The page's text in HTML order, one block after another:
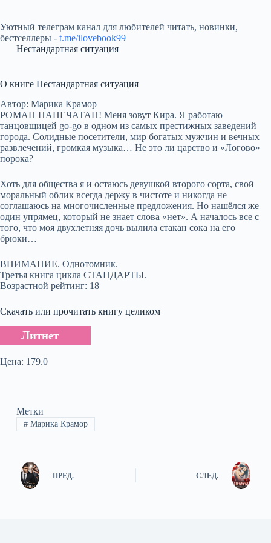
Уютный телеграм канал для любителей читать, новинки,
бестселлеры - t.me/ilovebook99
Нестандартная ситуация
О книге Нестандартная ситуация
Автор: Марика Крамор
РОМАН НАПЕЧАТАН! Меня зовут Кира. Я работаю
танцовщицей go-go в одном из самых престижных заведений
города. Солидные посетители, мир богатых мужчин и вечных
развлечений, громкая музыка… Не это ли царство и «Логово»
порока?
Хоть для общества я и остаюсь девушкой второго сорта, свой
моральный облик всегда держу в чистоте и никогда не
соглашаюсь на многочисленные предложения. Но нашёлся же
один упрямец, который не знает слова «нет». А началось все с
того, что моя двухлетняя дочь вылила стакан сока на его
брюки…
ВНИМАНИЕ. Однотомник.
Третья книга цикла СТАНДАРТЫ.
Возрастной рейтинг: 18
Скачать или прочитать книгу целиком
Литнет
Цена: 179.0
Метки
#Марика Крамор
ПРЕД. СЛЕД.